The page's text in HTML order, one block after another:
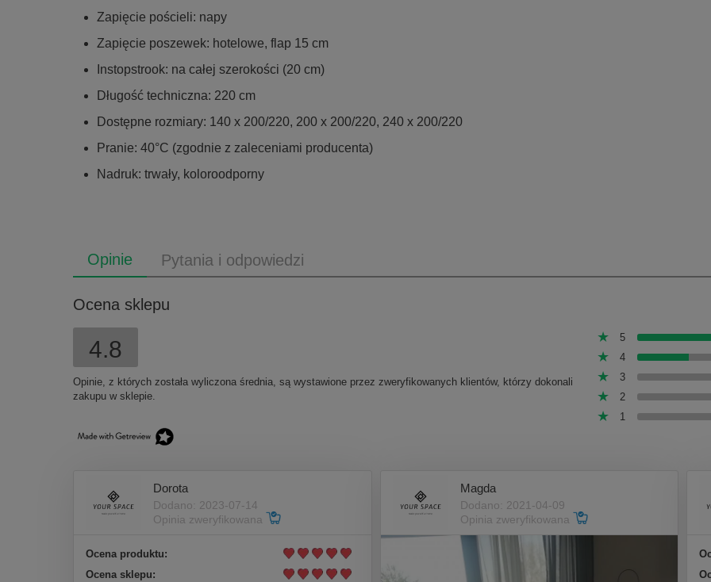
Zapięcie pościeli: napy
Zapięcie poszewek: hotelowe, flap 15 cm
Instopstrook: na całej szerokości (20 cm)
Długość techniczna: 220 cm
Dostępne rozmiary: 140 x 200/220, 200 x 200/220, 240 x 200/220
Pranie: 40°C (zgodnie z zaleceniami producenta)
Nadruk: trwały, koloroodporny
Opinie Pytania i odpowiedzi
Ocena sklepu
4.8
Opinie, z których została wyliczona średnia, są wystawione przez zweryfikowanych klientów, którzy dokonali
zakupu w sklepie.
5
4
3
2
1
Dorota
Dodano: 2023-07-14
Opinia zweryfikowana
Ocena produktu:
Ocena sklepu:
Magda
Dodano: 2021-04-09
Opinia zweryfikowana